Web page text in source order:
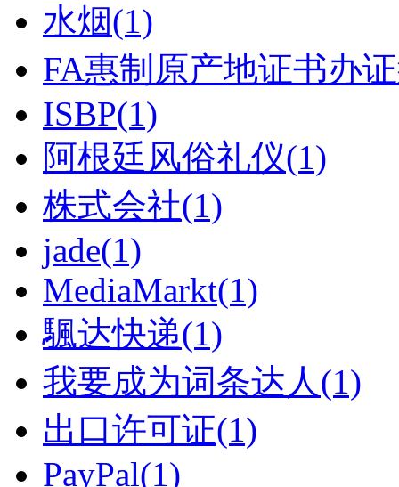
水烟(1)
FA惠制原产地证书办
ISBP(1)
阿根廷风俗礼仪(1)
株式会社(1)
jade(1)
MediaMarkt(1)
颿达快递(1)
我要成为词条达人(1)
出口许可证(1)
PayPal(1)